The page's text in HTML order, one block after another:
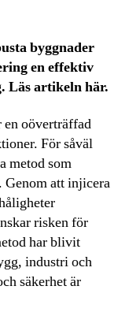
byggnader
en effektiv
Läs artikeln här.
oöverträffad
För såväl
metod som
Genom att injicera
risken för
har blivit
industri och
säkerhet är